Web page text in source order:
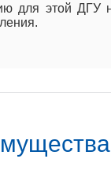
этой ДГУ